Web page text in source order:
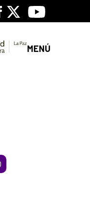
X Youtube
MENÚ